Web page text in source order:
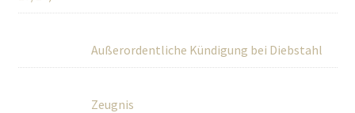
Außerordentliche Kündigung bei Diebstahl
Zeugnis